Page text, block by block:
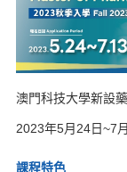
澳門科技大學新設
2023年5月24日~7
課程特色